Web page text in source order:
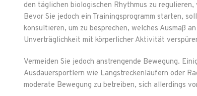
den täglichen biologischen Rhythmus zu
Bevor Sie jedoch ein Trainingsprogramm starten,
konsultieren, um zu besprechen, welches Ausmaß
Unverträglichkeit mit körperlicher Aktivität
Vermeiden Sie jedoch anstrengende Bewegung.
Ausdauersportlern wie Langstreckenläufern oder
moderate Bewegung zu betreiben, sich allerdings